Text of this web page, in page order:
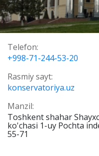
Telefon:
+998-71-244-53-20
Rasmiy sayt:
konservatoriya.uz
Manzil:
Toshkent shahar
ko'chasi 1-uy Pochta
55-71